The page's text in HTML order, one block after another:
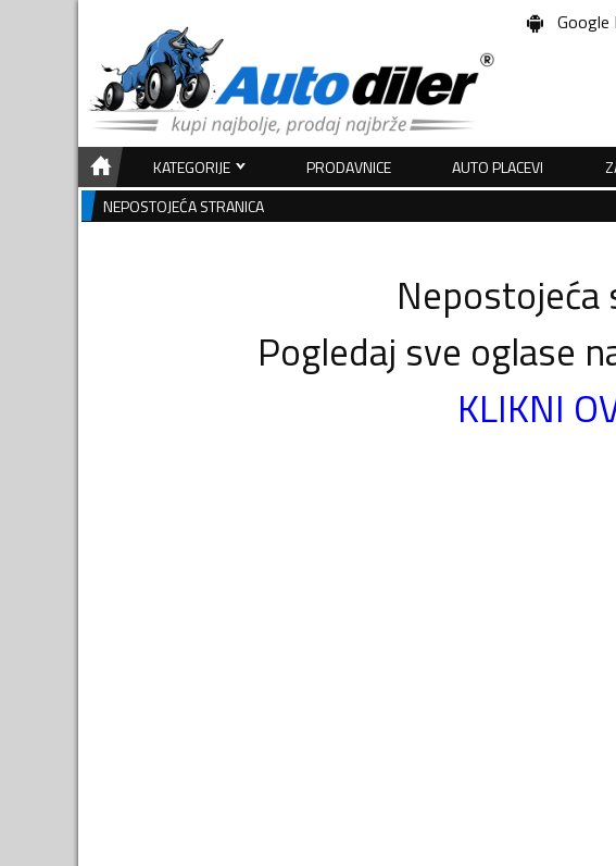
Google
KATEGORIJE PRODAVNICE AUTO PLACEVI
NEPOSTOJEĆA STRANICA
Nepostojeća
Pogledaj sve oglase
KLIKNI